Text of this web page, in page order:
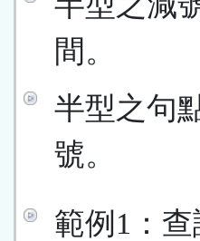
間。
半型之句
號。
範例1：查